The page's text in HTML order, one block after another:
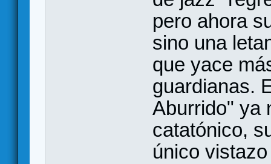
pero ahora
sino una
que yace
guardianas.
Aburrido" ya
catatónico,
único